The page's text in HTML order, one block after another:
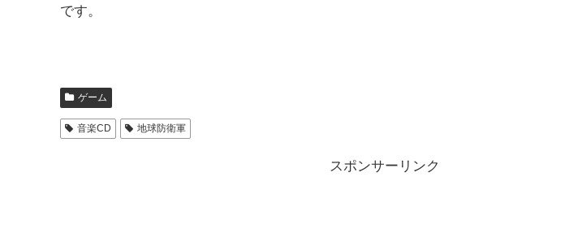
です。
ゲーム
音楽CD 地球防衛軍
スポンサーリンク